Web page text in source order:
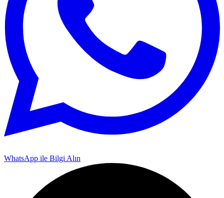
WhatsApp ile Bilgi Alın